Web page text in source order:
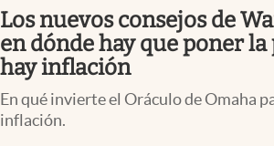
Negocios
Columnistas
Apertura
Los nuevos consejos de
en dónde hay que poner
hay inflación
En qué invierte el Oráculo de Omaha
inflación.